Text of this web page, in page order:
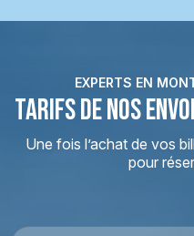
EXPERTS EN
TARIFS DE NOS
Une fois l’achat de vos
pour